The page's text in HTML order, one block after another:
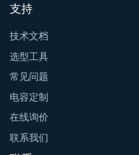
支持
技术文档
选型工具
常见问题
电容定制
在线询价
联系我们